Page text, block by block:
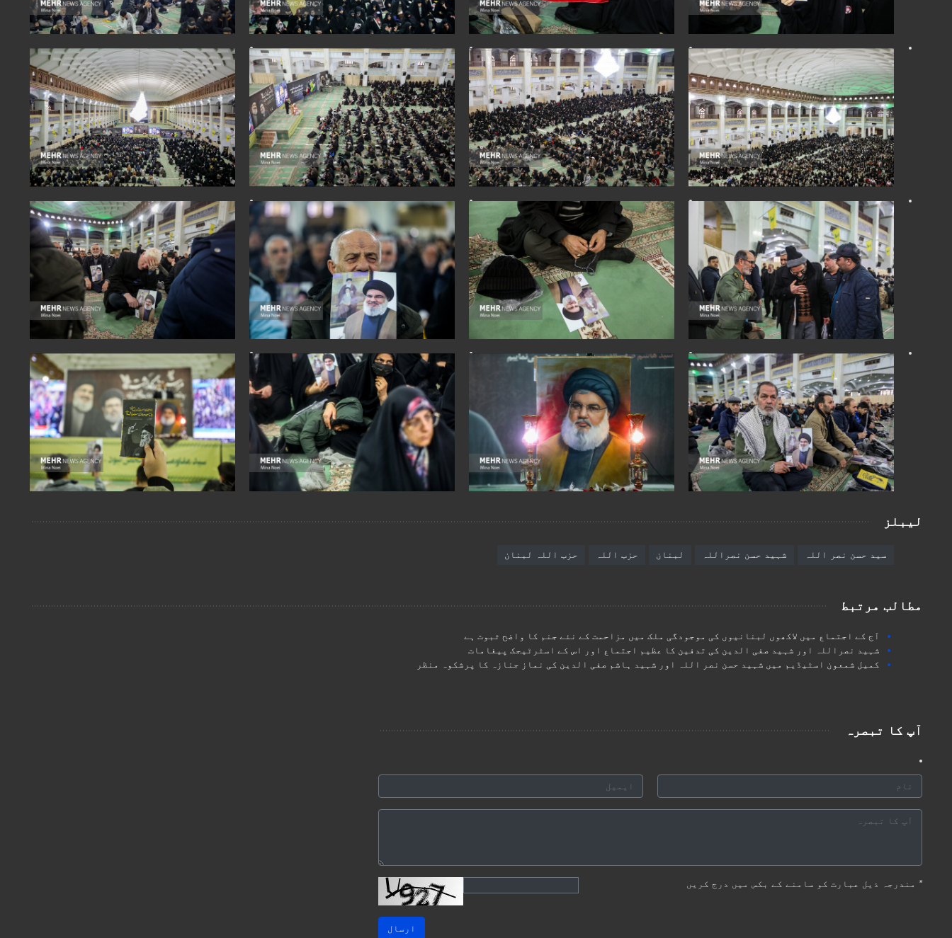
لیبلز
سید حسن نصر اللہ شہید حسن نصراللہ لبنان حزب اللہ حزب اللہ لبنان
مطالب مرتبط
آج کے اجتماع میں لاکھوں لبنانیوں کی موجودگی ملک میں مزاحمت کے نئے جنم کا واضح ثبوت ہے
شہید نصراللہ اور شہید صفی الدین کی تدفین کا عظیم اجتماع اور اس کے اسٹرٹیجک پیغامات
کمیل شمعون اسٹیڈیم میں شہید حسن نصر اللہ اور شہید ہاشم صفی الدین کی نماز جنازہ کا پرشکوہ منظر
آپ کا تبصرہ
* مندرجہ ذیل عبارت کو سامنے کے بکس میں درج کریں
ارسال